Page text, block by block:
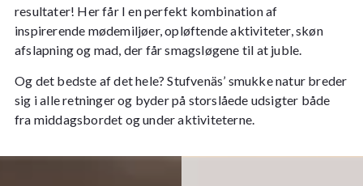
resultater! Her får I en perfekt kombination af
inspirerende mødemiljøer, opløftende aktiviteter, skøn
afslapning og mad, der får smagsløgene til at juble.
Og det bedste af det hele? Stufvenäs’ smukke natur breder
sig i alle retninger og byder på storslåede udsigter både
fra middagsbordet og under aktiviteterne.